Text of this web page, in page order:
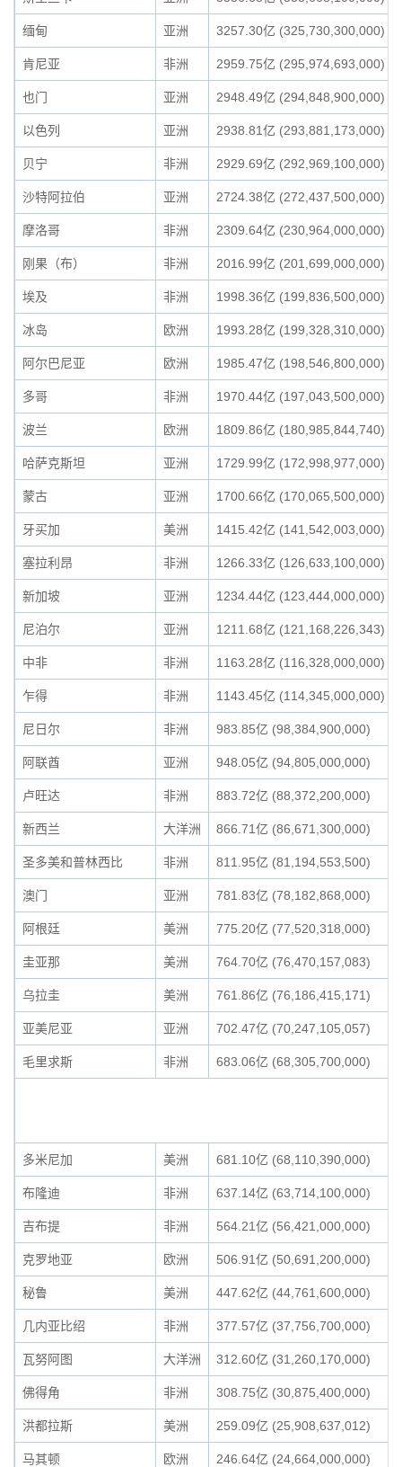
缅甸 亚洲 3257.30亿 (325,730,300,000)
肯尼亚 非洲 2959.75亿 (295,974,693,000)
也门 亚洲 2948.49亿 (294,848,900,000)
以色列 亚洲 2938.81亿 (293,881,173,000)
贝宁 非洲 2929.69亿 (292,969,100,000)
沙特阿拉伯 亚洲 2724.38亿 (272,437,500,000)
摩洛哥 非洲 2309.64亿 (230,964,000,000)
刚果（布） 非洲 2016.99亿 (201,699,000,000)
埃及 非洲 1998.36亿 (199,836,500,000)
冰岛 欧洲 1993.28亿 (199,328,310,000)
阿尔巴尼亚 欧洲 1985.47亿 (198,546,800,000)
多哥 非洲 1970.44亿 (197,043,500,000)
波兰 欧洲 1809.86亿 (180,985,844,740)
哈萨克斯坦 亚洲 1729.99亿 (172,998,977,000)
蒙古 亚洲 1700.66亿 (170,065,500,000)
牙买加 美洲 1415.42亿 (141,542,003,000)
塞拉利昂 非洲 1266.33亿 (126,633,100,000)
新加坡 亚洲 1234.44亿 (123,444,000,000)
尼泊尔 亚洲 1211.68亿 (121,168,226,343)
中非 非洲 1163.28亿 (116,328,000,000)
乍得 非洲 1143.45亿 (114,345,000,000)
尼日尔 非洲 983.85亿 (98,384,900,000)
阿联酋 亚洲 948.05亿 (94,805,000,000)
卢旺达 非洲 883.72亿 (88,372,200,000)
新西兰 大洋洲 866.71亿 (86,671,300,000)
圣多美和普林西比 非洲 811.95亿 (81,194,553,500)
澳门 亚洲 781.83亿 (78,182,868,000)
阿根廷 美洲 775.20亿 (77,520,318,000)
圭亚那 美洲 764.70亿 (76,470,157,083)
乌拉圭 美洲 761.86亿 (76,186,415,171)
亚美尼亚 亚洲 702.47亿 (70,247,105,057)
毛里求斯 非洲 683.06亿 (68,305,700,000)
多米尼加 美洲 681.10亿 (68,110,390,000)
布隆迪 非洲 637.14亿 (63,714,100,000)
吉布提 非洲 564.21亿 (56,421,000,000)
克罗地亚 欧洲 506.91亿 (50,691,200,000)
秘鲁 美洲 447.62亿 (44,761,600,000)
几内亚比绍 非洲 377.57亿 (37,756,700,000)
瓦努阿图 大洋洲 312.60亿 (31,260,170,000)
佛得角 非洲 308.75亿 (30,875,400,000)
洪都拉斯 美洲 259.09亿 (25,908,637,012)
马其顿 欧洲 246.64亿 (24,664,000,000)